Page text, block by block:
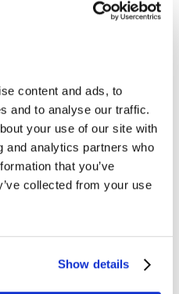
content and ads, to
and to analyse our traffic.
your use of our site with
and analytics partners who
that you’ve
collected from your use
Show details
de gestión de producto
nuestros clientes sobre
de marca, estrategia